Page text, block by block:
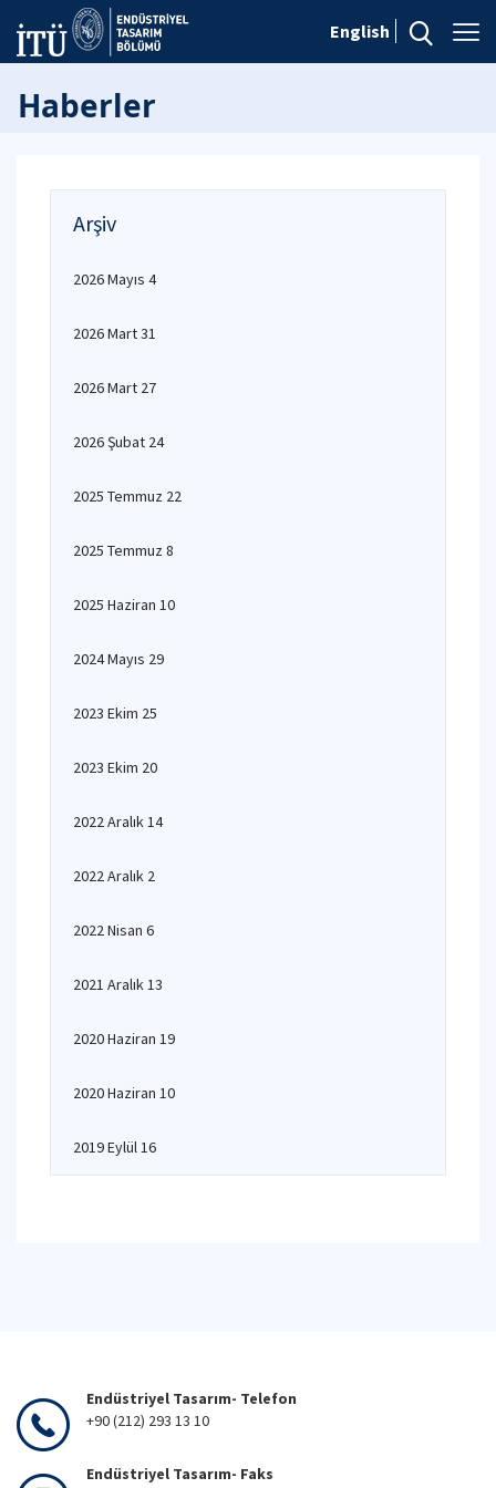
English
Haberler
Arşiv
2026 Mayıs 4
2026 Mart 31
2026 Mart 27
2026 Şubat 24
2025 Temmuz 22
2025 Temmuz 8
2025 Haziran 10
2024 Mayıs 29
2023 Ekim 25
2023 Ekim 20
2022 Aralık 14
2022 Aralık 2
2022 Nisan 6
2021 Aralık 13
2020 Haziran 19
2020 Haziran 10
2019 Eylül 16
Endüstriyel Tasarım- Telefon
+90 (212) 293 13 10
Endüstriyel Tasarım- Faks